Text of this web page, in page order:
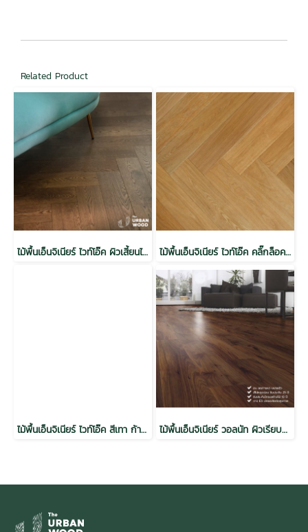
Related Product
ไม้พื้นเอ็นจิเนียร์ ไวท์โอ๊ค ผิวเสี้ยนไม้ คลิ๊กล็อคก้างปลา กันปลวก H3.2 สีน้ำตาล 14x120x600 (16EA/Pack 1.152 M2) ไม้พื้นเอ็นจิเนียร์ ไวท์โอ๊ค คลิ๊กล็อค สีธรรมชาติ
ไม้พื้นเอ็นจิเนียร์ ไวท์โอ๊ค สีเทา ก้างปลา ไม้พื้นเอ็นจิเนียร์ วอลนัท ผิวเรียบวีเนียร์ 3 mm กันปลวก สีธรรมชาติ 14x125x900x(16แผ่น/1.8ตรม./กล่อง)